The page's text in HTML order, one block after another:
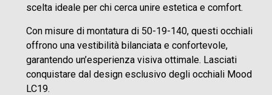
scelta ideale per chi cerca unire estetica e comfort.
Con misure di montatura di 50-19-140, questi occhiali
offrono una vestibilità bilanciata e confortevole,
garantendo un’esperienza visiva ottimale. Lasciati
conquistare dal design esclusivo degli occhiali Mood
LC19.